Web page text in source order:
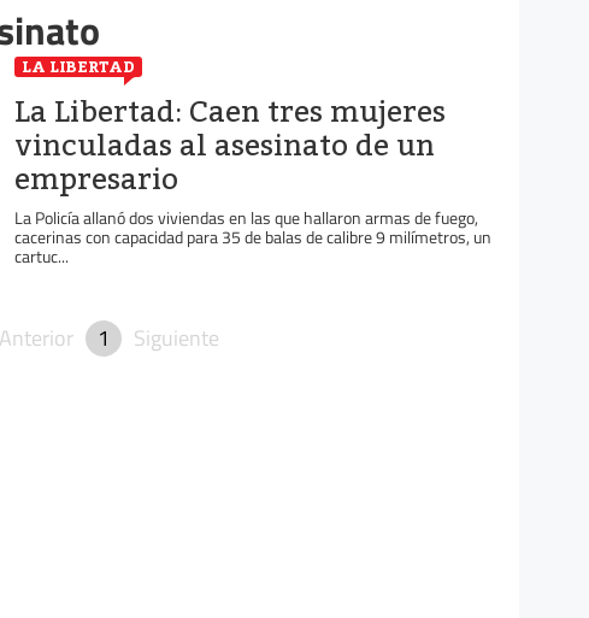
LA LIBERTAD
La Libertad: Caen tres mujeres
vinculadas al asesinato de un
empresario
La Policía allanó dos viviendas en las que hallaron armas de fuego,
cacerinas con capacidad para 35 de balas de calibre 9 milímetros, un
cartuc...
Anterior 1 Siguiente